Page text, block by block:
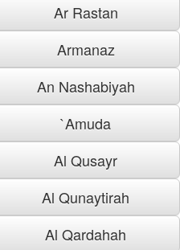
Ar Rastan
Armanaz
An Nashabiyah
`Amuda
Al Qusayr
Al Qunaytirah
Al Qardahah